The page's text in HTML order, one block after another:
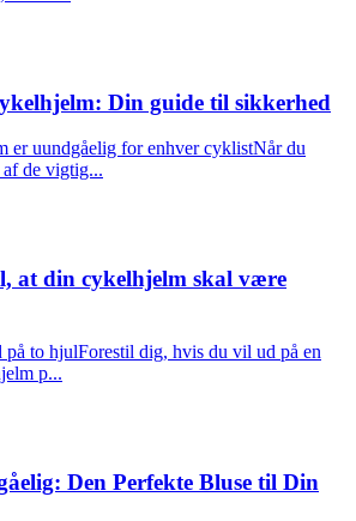
Din guide til sikkerhed
er uundgåelig for enhver cyklistNår du
de vigtig...
at din cykelhjelm skal være
på to hjulForestil dig, hvis du vil ud på en
p...
Den Perfekte Bluse til Din